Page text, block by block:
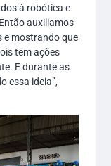
à robótica e
auxiliamos
e mostrando que
tem ações
E durante as
essa ideia”,